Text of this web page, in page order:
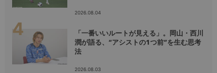
2026.08.04
「一番いいルートが見える」。岡山・西川
潤が語る、“アシストの1つ前”を生む思考
法
2026.08.03